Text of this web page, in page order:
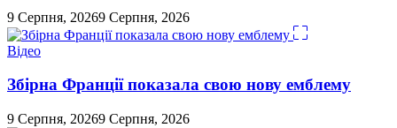
9 Серпня, 20269 Серпня, 2026
Відео
Збірна Франції показала свою нову емблему
9 Серпня, 20269 Серпня, 2026